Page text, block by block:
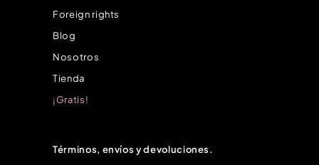
Foreign rights
Blog
Nosotros
Tienda
¡Gratis!
Términos, envíos y devoluciones.